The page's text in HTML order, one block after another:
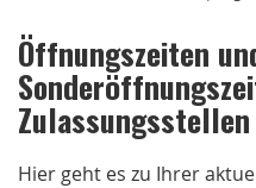
Öffnungszeiten
Hier geht es zu Ihrer